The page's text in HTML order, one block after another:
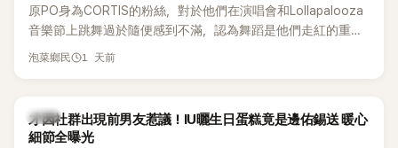
原PO身為CORTIS的粉絲，對於他們在演唱會和Lollapalooza
音樂節上跳舞過於隨便感到不滿，認為舞蹈是他們走紅的重要
原因，希望他們能更認真地表演。
泡菜鄉民 1 天前
韓星
才因社群出現前男友惹議！IU曬生日蛋糕竟是邊佑錫送 暖心
細節全曝光